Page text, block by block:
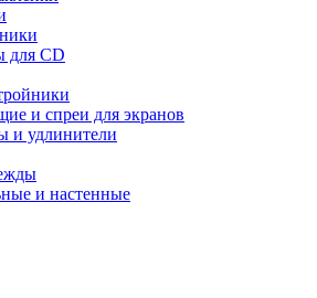
для CD
и спреи для экранов
и удлинители
и настенные